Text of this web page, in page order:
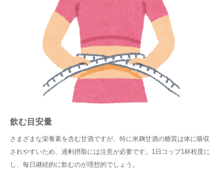
飲む目安量
さまざまな栄養素を含む甘酒ですが、特に米麹甘酒の糖質は体に吸収
されやすいため、過剰摂取には注意が必要です。1日コップ1杯程度に
し、毎日継続的に飲むのが理想的でしょう。